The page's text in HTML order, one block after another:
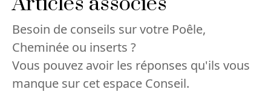
Besoin de conseils sur votre Poêle,
Cheminée ou inserts ?
Vous pouvez avoir les réponses qu'ils vous
manque sur cet espace Conseil.